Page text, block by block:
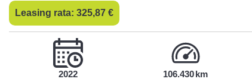
Leasing rata: 325,87 €
2022 106.430